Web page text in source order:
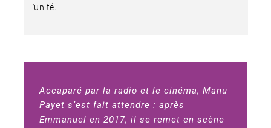
Accaparé par la radio et le cinéma, Manu
Payet s’est fait attendre : après
Emmanuel en 2017, il se remet en scène
l'unité.